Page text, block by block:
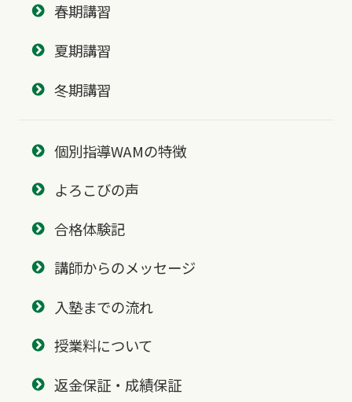
春期講習
夏期講習
冬期講習
個別指導WAMの特徴
よろこびの声
合格体験記
講師からのメッセージ
入塾までの流れ
授業料について
返金保証・成績保証